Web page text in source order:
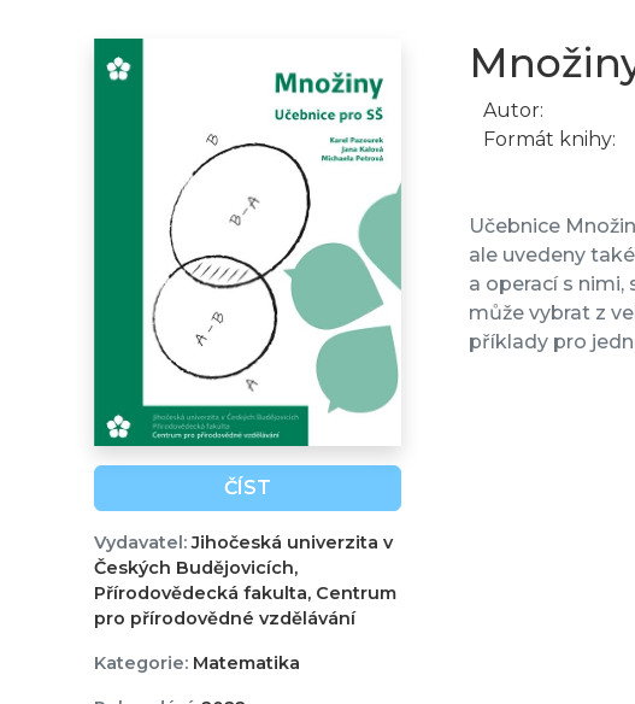
ČÍST
Vydavatel:Jihočeská univerzita v
Českých Budějovicích,
Přírodovědecká fakulta, Centrum
pro přírodovědné vzdělávání
Kategorie:Matematika
Autor:
Formát knihy:
Učebnice
ale uvedeny
a operací s
může vybrat z
příklady pro